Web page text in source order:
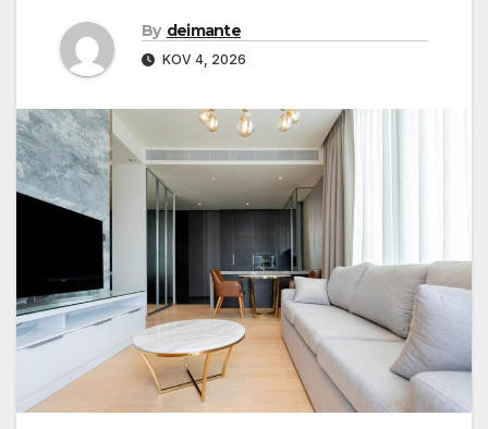
By deimante
KOV 4, 2026